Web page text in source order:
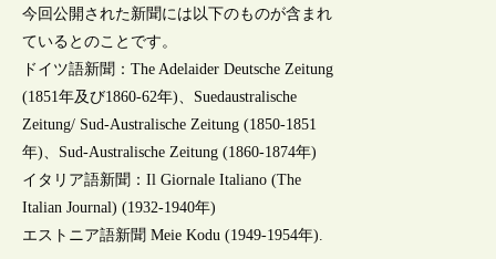
今回公開された新聞には以下のものが含まれ
ているとのことです。
ドイツ語新聞：The Adelaider Deutsche Zeitung
(1851年及び1860-62年)、Suedaustralische
Zeitung/ Sud-Australische Zeitung (1850-1851
年)、Sud-Australische Zeitung (1860-1874年)
イタリア語新聞：Il Giornale Italiano (The
Italian Journal) (1932-1940年)
エストニア語新聞 Meie Kodu (1949-1954年).